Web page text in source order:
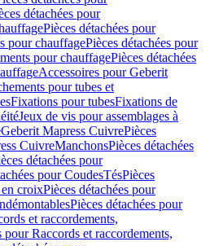
détachées pour
Pièces détachées pour
pour chauffagePièces détachées pour
pour chauffagePièces détachées
Accessoires pour Geberit
pour tubes et
Fixations pour tubesFixations de
Jeux de vis pour assemblages à
Geberit Mapress CuivrePièces
CuivreManchonsPièces détachées
détachées pour
pour CoudesTésPièces
croixPièces détachées pour
Pièces détachées pour
et raccordements,
pour Raccords et raccordements,